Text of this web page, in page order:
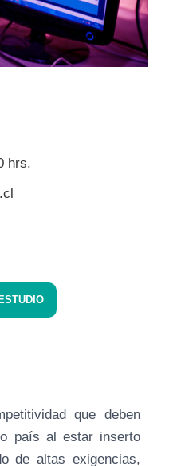
hrs.
que deben
país al estar inserto
de altas exigencias,